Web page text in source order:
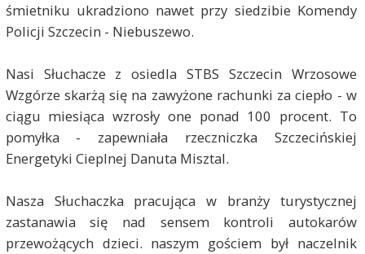
śmietniku ukradziono nawet przy siedzibie Komendy
Policji Szczecin - Niebuszewo.
Nasi Słuchacze z osiedla STBS Szczecin Wrzosowe
Wzgórze skarżą się na zawyżone rachunki za ciepło - w
ciągu miesiąca wzrosły one ponad 100 procent. To
pomyłka - zapewniała rzeczniczka Szczecińskiej
Energetyki Cieplnej Danuta Misztal.
Nasza Słuchaczka pracująca w branży turystycznej
zastanawia się nad sensem kontroli autokarów
przewożących dzieci. naszym gościem był naczelnik